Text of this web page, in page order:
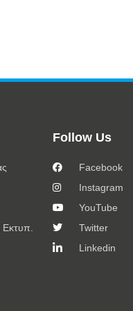
Εκτυπ.
Follow Us
Facebook
Instagram
YouTube
Twitter
Linkedin